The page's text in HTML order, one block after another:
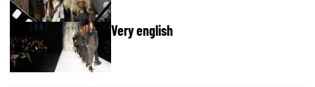
Very english